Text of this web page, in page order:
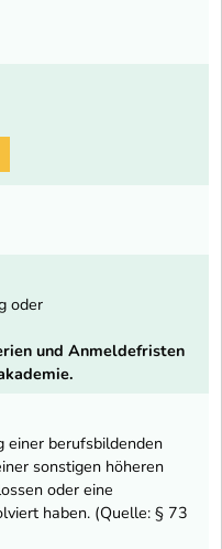
Link
oder
und Anmeldefristen
einer berufsbildenden
sonstigen höheren
oder eine
haben. (Quelle: § 73